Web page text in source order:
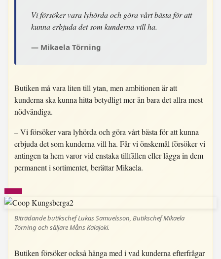
Vi försöker vara lyhörda och göra vårt bästa för att
kunna erbjuda det som kunderna vill ha.
Mikaela Törning
Butiken må vara liten till ytan, men ambitionen är att
kunderna ska kunna hitta betydligt mer än bara det allra mest
nödvändiga.
– Vi försöker vara lyhörda och göra vårt bästa för att kunna
erbjuda det som kunderna vill ha. Får vi önskemål försöker vi
antingen ta hem varor vid enstaka tillfällen eller lägga in dem
permanent i sortimentet, berättar Mikaela.
Biträdande butikschef Lukas Samuelsson, Butikschef Mikaela
Törning och säljare Måns Kalajoki.
Butiken försöker också hänga med i vad kunderna efterfrågar